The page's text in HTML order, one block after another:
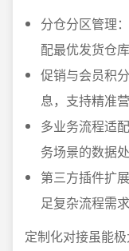
分仓分区管理
配最优发货仓库
促销与会员积
息，支持精准
多业务流程适
务场景的数据
第三方插件扩
足复杂流程需求
定制化对接虽能